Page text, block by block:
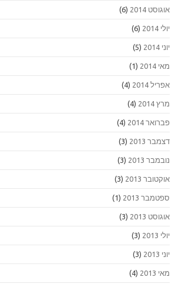
אוגוסט 2014 (6)
יולי 2014 (6)
יוני 2014 (5)
מאי 2014 (1)
אפריל 2014 (4)
מרץ 2014 (4)
פברואר 2014 (4)
דצמבר 2013 (3)
נובמבר 2013 (3)
אוקטובר 2013 (3)
ספטמבר 2013 (1)
אוגוסט 2013 (3)
יולי 2013 (3)
יוני 2013 (3)
מאי 2013 (4)